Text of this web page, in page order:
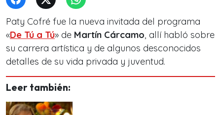
Paty Cofré fue la nueva invitada del programa
«De Tú a Tú» de Martín Cárcamo, allí habló sobre
su carrera artística y de algunos desconocidos
detalles de su vida privada y juventud.
Leer también: